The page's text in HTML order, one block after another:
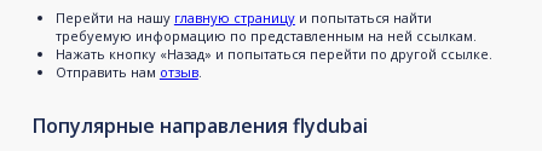
Перейти на нашу главную страницуи попытаться найти
требуемую информацию по представленным на ней ссылкам.
Нажать кнопку «Назад» и попытаться перейти по другой ссылке.
Отправить нам отзыв.
Популярные направления flydubai